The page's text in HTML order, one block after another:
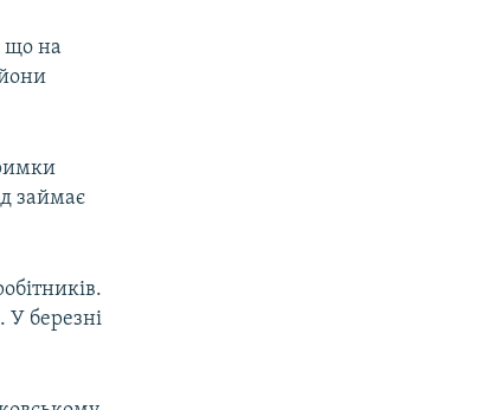
що на
займає
У березні